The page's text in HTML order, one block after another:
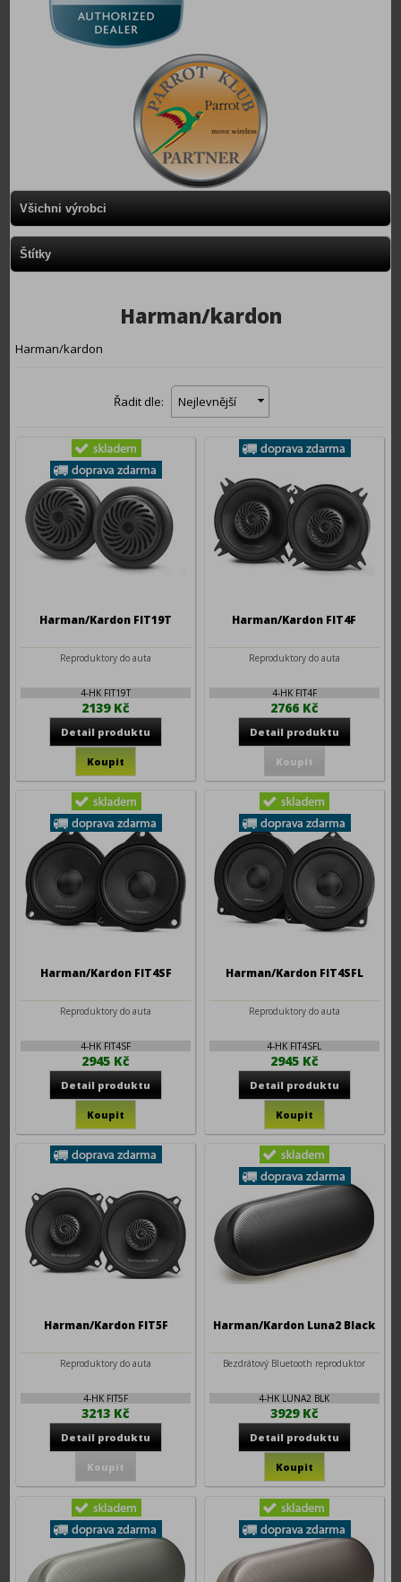
Všichni výrobci
Štítky
Harman/kardon
Harman/kardon
Řadit dle: Nejlevnější
Harman/Kardon FIT19T
Reproduktory do auta
4-HK FIT19T
2139 Kč
Harman/Kardon FIT4F
Reproduktory do auta
4-HK FIT4F
2766 Kč
Harman/Kardon FIT4SF
Reproduktory do auta
4-HK FIT4SF
2945 Kč
Harman/Kardon FIT4SFL
Reproduktory do auta
4-HK FIT4SFL
2945 Kč
Harman/Kardon FIT5F
Reproduktory do auta
4-HK FIT5F
3213 Kč
Harman/Kardon Luna2 Black
Bezdrátový Bluetooth reproduktor
4-HK LUNA2 BLK
3929 Kč